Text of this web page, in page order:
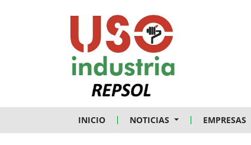
INICIO NOTICIAS EMPRESAS